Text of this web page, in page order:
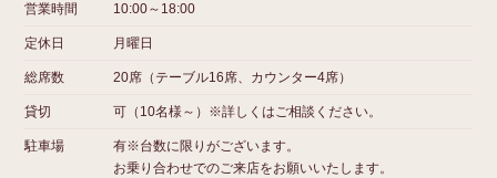
営業時間 10:00～18:00
定休日 月曜日
総席数 20席（テーブル16席、カウンター4席）
貸切 可（10名様～）※詳しくはご相談ください。
駐車場
有※台数に限りがございます。
お乗り合わせでのご来店をお願いいたします。